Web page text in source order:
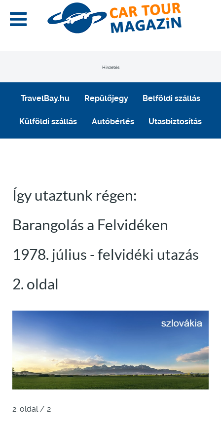
Hirdetés
TravelBay.hu Repülőjegy Belföldi szállás
Külföldi szállás Autóbérlés Utasbiztosítás
Így utaztunk régen:
Barangolás a Felvidéken
1978. július - felvidéki utazás
2. oldal
2. oldal / 2